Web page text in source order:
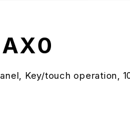
Key/touch